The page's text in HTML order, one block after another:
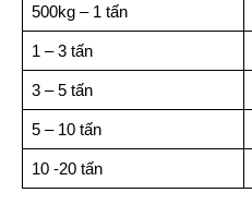
500kg – 1 tấn
1 – 3 tấn
3 – 5 tấn
5 – 10 tấn
10 -20 tấn